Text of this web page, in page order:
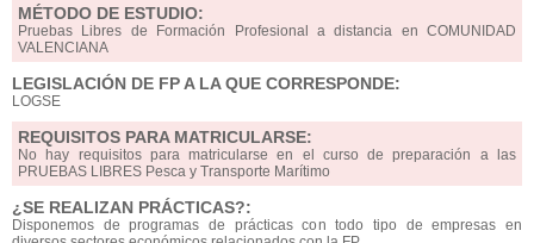
MÉTODO DE ESTUDIO:
Pruebas Libres de Formación Profesional a distancia en COMUNIDAD
VALENCIANA
LEGISLACIÓN DE FP A LA QUE CORRESPONDE:
LOGSE
REQUISITOS PARA MATRICULARSE:
No hay requisitos para matricularse en el curso de preparación a las
PRUEBAS LIBRES Pesca y Transporte Marítimo
¿SE REALIZAN PRÁCTICAS?:
Disponemos de programas de prácticas con todo tipo de empresas en